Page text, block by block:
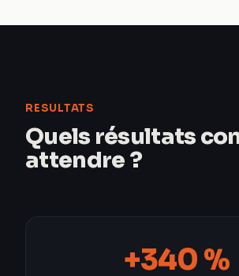
RESULTATS
Quels résultats
attendre ?
+340 %